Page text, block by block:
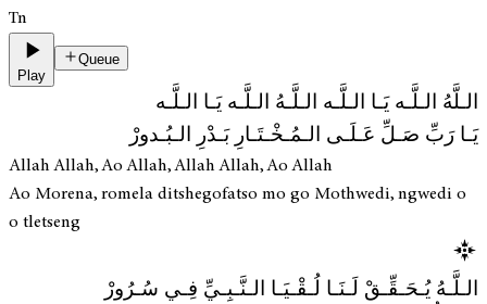
Tn
Play
Queue
الـلَّهُ الـلَّـه يَـا الـلَّـه الـلَّـهُ الـلَّـه يَـا الـلَّـه
يَـا رَبِّ صَـلِّ عَـلَـى الـمُـخْـتَـارِ بَـدْرِ الـبُـدورْ
Allah Allah, Ao Allah, Allah Allah, Ao Allah
Ao Morena, romela ditshegofatso mo go Mothwedi, ngwedi o
o tletseng
الـلَّـهُ يُـحَـقِّـقْ لَـنَـا لُـقْـيَـا الـنَّـبِـيِّ فِـي سُـرُورْ